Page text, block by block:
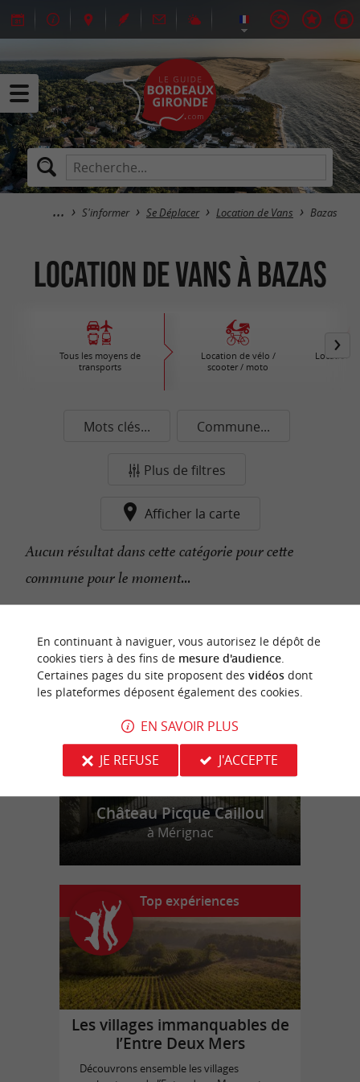
S'informer Se Déplacer Location de Vans Bazas
Location de Vans à Bazas
Tous les moyens de
transports
Location de vélo /
scooter / moto
Location
Mots clés... Commune...
Plus de filtres
Afficher la carte
Aucun résultat dans cette catégorie pour cette
commune pour le moment...
n
o
t
r
e
c
o
u
p
d
e
c
o
e
u
r
Château Picque Caillou
à Mérignac
Top expériences
Les villages immanquables de
l’Entre Deux Mers
Découvrons ensemble les villages
En continuant à naviguer, vous autorisez le dépôt de
cookies tiers à des fins de mesure d'audience.
Certaines pages du site proposent des vidéosdont
les plateformes déposent également des cookies.
EN SAVOIR PLUS
JE REFUSE
J'ACCEPTE